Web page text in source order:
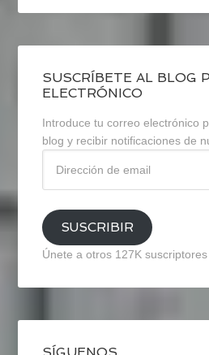
SUSCRÍBETE AL BLOG
ELECTRÓNICO
Introduce tu correo electrónico
blog y recibir notificaciones de
email
SUSCRIBIR
Únete a otros 127K suscriptores